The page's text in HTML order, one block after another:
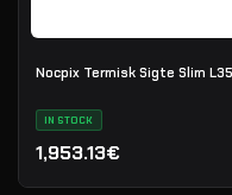
Nocpix Termisk Sigte Slim L35
IN STOCK
1,953.13€